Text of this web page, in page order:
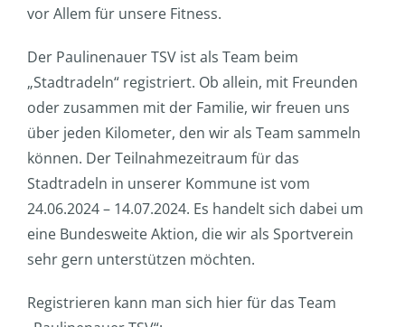
vor Allem für unsere Fitness.
Der Paulinenauer TSV ist als Team beim
„Stadtradeln“ registriert. Ob allein, mit Freunden
oder zusammen mit der Familie, wir freuen uns
über jeden Kilometer, den wir als Team sammeln
können. Der Teilnahmezeitraum für das
Stadtradeln in unserer Kommune ist vom
24.06.2024 – 14.07.2024. Es handelt sich dabei um
eine Bundesweite Aktion, die wir als Sportverein
sehr gern unterstützen möchten.
Registrieren kann man sich hier für das Team